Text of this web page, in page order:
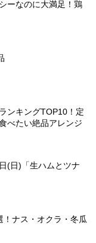
ーなのに大満足！鶏
ンキングTOP10！定
べたい絶品アレンジ
(日)「生ハムとツナ
ナス・オクラ・冬瓜